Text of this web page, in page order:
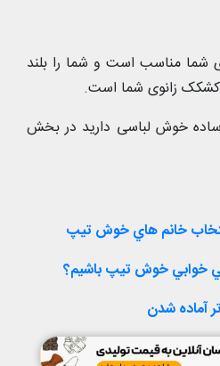
شما مناسب است و شما را بلند
کشکک زانوی شما است.
ساده خوش لباسی دارید در بخش
خانم هاي خوش تيپ
خوابي خوش تيپ باشيم؟
آماده شدن